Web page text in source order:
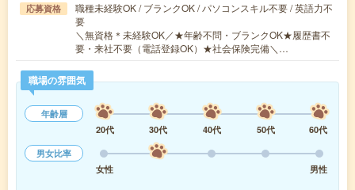
応募資格
職種未経験OK / ブランクOK / パソコンスキル不要 / 英語力不
要
＼無資格＊未経験OK／★年齢不問・ブランクOK★履歴書不
要・来社不要（電話登録OK）★社会保険完備＼…
職場の雰囲気
年齢層
20代
30代 40代 50代
60代
男女比率
女性
男性